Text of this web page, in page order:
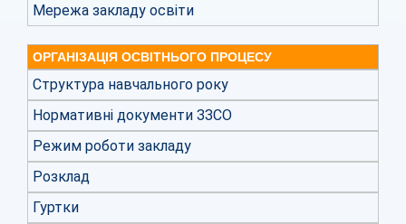
Мережа закладу освіти
ОРГАНІЗАЦІЯ ОСВІТНЬОГО ПРОЦЕСУ
Структура навчального року
Нормативні документи ЗЗСО
Режим роботи закладу
Розклад
Гуртки